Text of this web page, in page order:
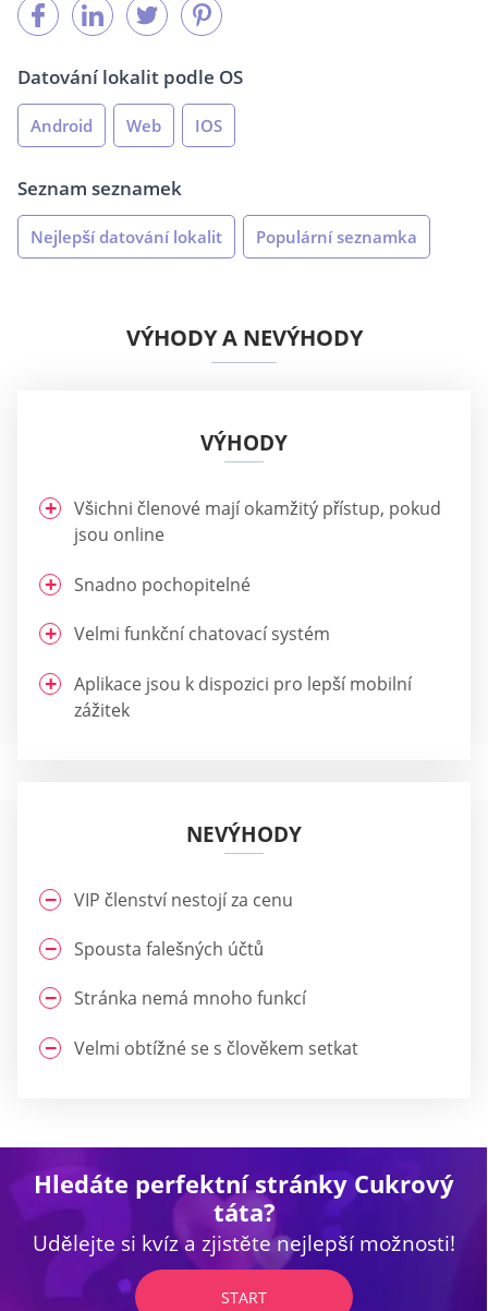
Datování lokalit podle OS
Android Web IOS
Seznam seznamek
Nejlepší datování lokalit Populární seznamka
VÝHODY A NEVÝHODY
VÝHODY
Všichni členové mají okamžitý přístup, pokud
jsou online
Snadno pochopitelné
Velmi funkční chatovací systém
Aplikace jsou k dispozici pro lepší mobilní
zážitek
NEVÝHODY
VIP členství nestojí za cenu
Spousta falešných účtů
Stránka nemá mnoho funkcí
Velmi obtížné se s člověkem setkat
Hledáte perfektní stránky Cukrový
táta?
Udělejte si kvíz a zjistěte nejlepší možnosti!
START